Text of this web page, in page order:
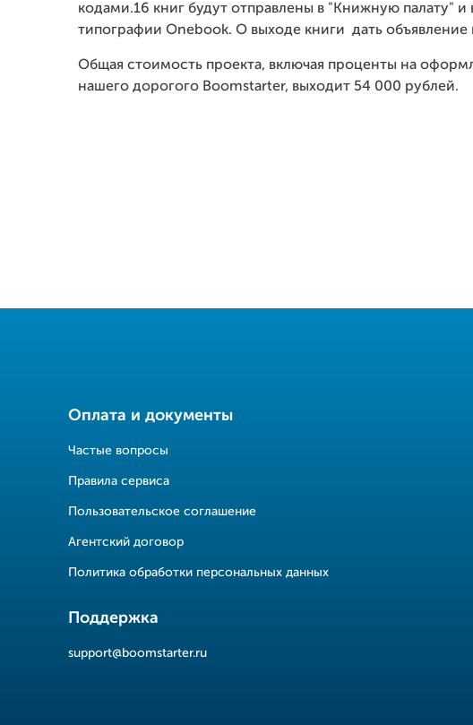
кодами.16 книг будут отправлены в "Книжную палату"
типографии Onebook. О выходе книги дать
Общая стоимость проекта, включая проценты на
нашего дорогого Boomstarter, выходит 54 000 рублей.
Оплата и документы
Частые вопросы
Правила сервиса
Пользовательское соглашение
Агентский договор
Политика обработки персональных данных
Поддержка
support@boomstarter.ru